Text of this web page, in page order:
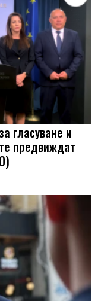
гласуване и
предвиждат